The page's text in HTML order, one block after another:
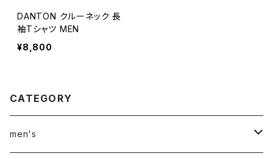
DANTON クルーネック 長
袖Tシャツ MEN
¥8,800
CATEGORY
men's